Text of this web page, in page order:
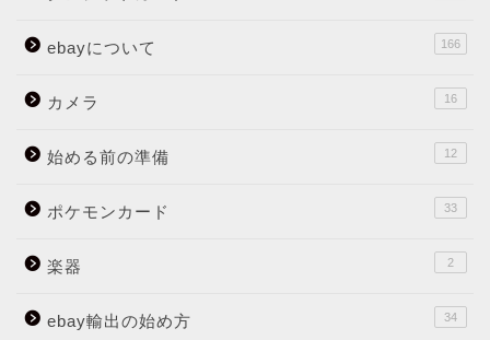
ebayについて 166
カメラ 16
始める前の準備 12
ポケモンカード 33
楽器 2
ebay輸出の始め方 34